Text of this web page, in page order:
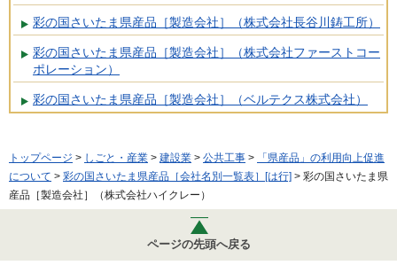
彩の国さいたま県産品［製造会社］（株式会社長谷川鋳工所）
彩の国さいたま県産品［製造会社］（株式会社ファーストコー
ポレーション）
彩の国さいたま県産品［製造会社］（ベルテクス株式会社）
トップページ > しごと・産業 > 建設業 > 公共工事 >
「県産品」の利用向上促進
について > 彩の国さいたま県産品［会社名別一覧表］[は行] > 彩の国さいたま県
産品［製造会社］（株式会社ハイクレー）
ページの先頭へ戻る